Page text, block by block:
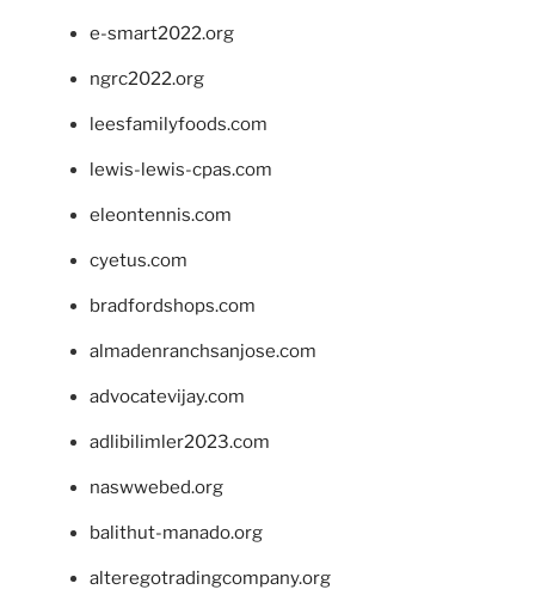
e-smart2022.org
ngrc2022.org
leesfamilyfoods.com
lewis-lewis-cpas.com
eleontennis.com
cyetus.com
bradfordshops.com
almadenranchsanjose.com
advocatevijay.com
adlibilimler2023.com
naswwebed.org
balithut-manado.org
alteregotradingcompany.org